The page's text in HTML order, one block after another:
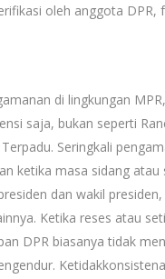
oleh anggota DPR,
di lingkungan
saja, bukan seperti
Seringkali
ketika masa sidang atau
dan wakil
Ketika reses atau
DPR biasanya tidak